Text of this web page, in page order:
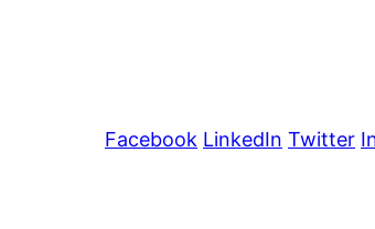
Facebook LinkedIn Twitter